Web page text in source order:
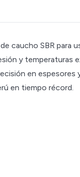
caucho SBR para
y temperaturas
en espesores
en tiempo récord.